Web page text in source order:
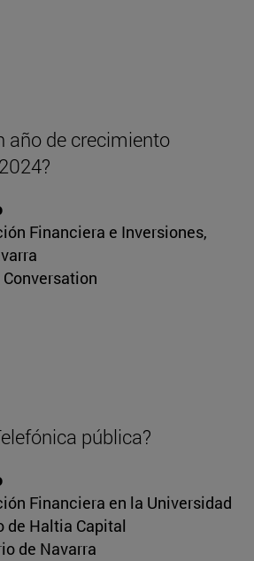
año de crecimiento
Financiera e Inversiones,
pública?
Financiera en la Universidad
de Haltia Capital
de Navarra